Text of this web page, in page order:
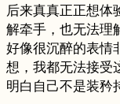
后来真真正正想体
解牵手，也无法理
好像很沉醉的表情
想，我都无法接受
明白自己不是装矜